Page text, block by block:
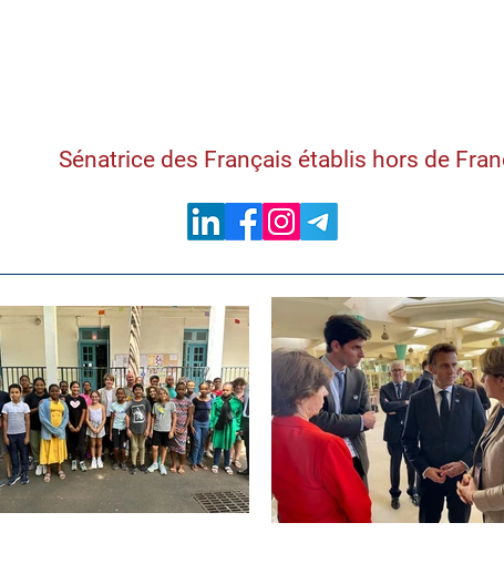
Sénatrice des Français établis hors de